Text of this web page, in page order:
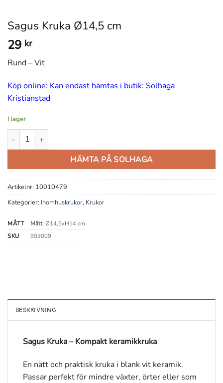
Sagus Kruka Ø14,5 cm
29 kr
Rund – Vit
Köp online: Kan endast hämtas i butik: Solhaga
Kristianstad
I lager
Sagus Kruka Ø14,5 cm mängd
HÄMTA PÅ SOLHAGA
Artikelnr: 10010479
Kategorier: Inomhuskrukor, Krukor
MÅTT Mått:Ø14,5xH14 cm
SKU
903009
BESKRIVNING
Sagus Kruka – Kompakt keramikkruka
En nätt och praktisk kruka i blank vit keramik.
Passar perfekt för mindre växter, örter eller som